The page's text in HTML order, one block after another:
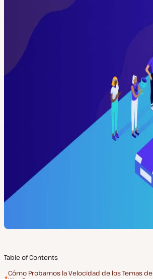
Table of Contents
Cómo Probamos la Velocidad de los Temas de